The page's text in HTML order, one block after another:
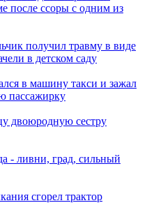
после ссоры с одним из
получил травму в виде
в детском саду
в машину такси и зажал
пассажирку
двоюродную сестру
- ливни, град, сильный
сгорел трактор